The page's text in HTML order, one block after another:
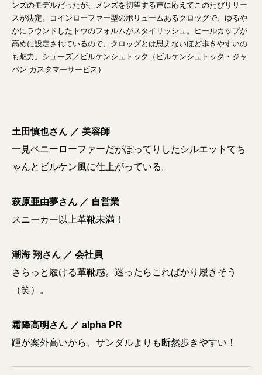
ンズのモデルだったが、メンズを切望する声に応えてこのたびリリー
スが決定。コインローファー型のボリュームあるクロッグで、ゆるや
かにラウンドしたトウのフォルムがスタイリッシュ。ヒールカップが
高めに設定されているので、クロッグとは思えないほど歩きやすいの
も魅力。シューズ／ビルケンシュトック（ビルケンシュトック・ジャ
パン カスタマーサービス）
土田慎也さん ／ 美容師
一見ペニーローファーだがぽってりしたシルエットでち
ゃんとビルケン風に仕上がっている。
萩原亜由夢さん ／ 自営業
スニーカー以上革靴未満！
潮海 翔さん ／ 会社員
さらっと履ける革靴感。迷ったらこればかり履きそう
（笑）。
霜降高明さん ／ alpha PR
踵が案外高いから、サンダルよりも断然歩きやすい！